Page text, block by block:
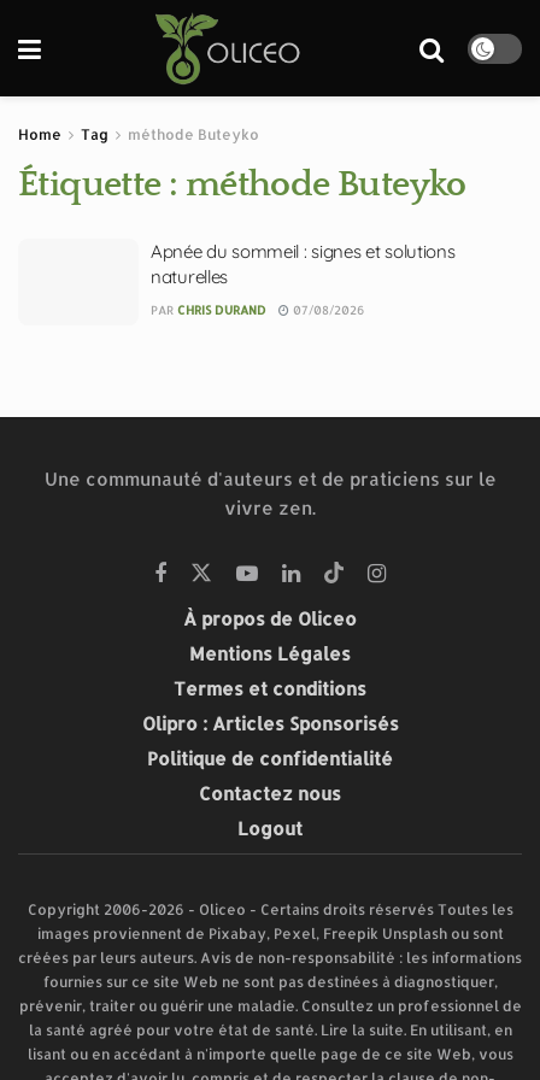
Home Tag méthode Buteyko
Étiquette : méthode Buteyko
Apnée du sommeil : signes et solutions
naturelles
PAR CHRIS DURAND 07/08/2026
Une communauté d'auteurs et de praticiens sur le
vivre zen.
À propos de Oliceo
Mentions Légales
Termes et conditions
Olipro : Articles Sponsorisés
Politique de confidentialité
Contactez nous
Logout
Copyright 2006-2026 - Oliceo - Certains droits réservés Toutes les
images proviennent de Pixabay, Pexel, Freepik Unsplash ou sont
créées par leurs auteurs. Avis de non-responsabilité : les informations
fournies sur ce site Web ne sont pas destinées à diagnostiquer,
prévenir, traiter ou guérir une maladie. Consultez un professionnel de
la santé agréé pour votre état de santé. Lire la suite. En utilisant, en
lisant ou en accédant à n'importe quelle page de ce site Web, vous